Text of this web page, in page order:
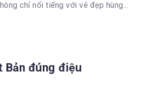
chỉ nổi tiếng với vẻ đẹp hùng...
đúng điệu